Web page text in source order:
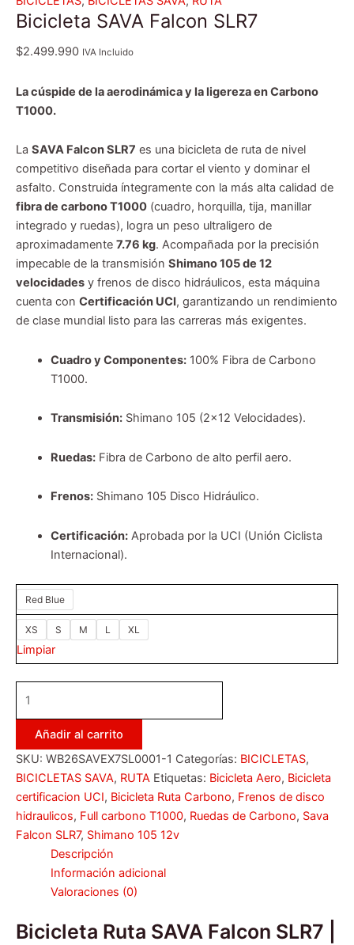
Bicicleta SAVA Falcon SLR7
$2.499.990 IVA Incluido
La cúspide de la aerodinámica y la ligereza en Carbono
T1000.
La SAVA Falcon SLR7 es una bicicleta de ruta de nivel
competitivo diseñada para cortar el viento y dominar el
asfalto. Construida íntegramente con la más alta calidad de
fibra de carbono T1000 (cuadro, horquilla, tija, manillar
integrado y ruedas), logra un peso ultraligero de
aproximadamente 7.76 kg. Acompañada por la precisión
impecable de la transmisión Shimano 105 de 12
velocidades y frenos de disco hidráulicos, esta máquina
cuenta con Certificación UCI, garantizando un rendimiento
de clase mundial listo para las carreras más exigentes.
Cuadro y Componentes:100% Fibra de Carbono
T1000.
Transmisión:Shimano 105 (2×12 Velocidades).
Ruedas:Fibra de Carbono de alto perfil aero.
Frenos:Shimano 105 Disco Hidráulico.
Certificación:Aprobada por la UCI (Unión Ciclista
Internacional).
Red Blue
XS S M L XL
Limpiar
Añadir al carrito
SKU: WB26SAVEX7SL0001-1 Categorías: BICICLETAS,
BICICLETAS SAVA, RUTA Etiquetas: Bicicleta Aero, Bicicleta
certificacion UCI, Bicicleta Ruta Carbono, Frenos de disco
hidraulicos, Full carbono T1000, Ruedas de Carbono, Sava
Falcon SLR7, Shimano 105 12v
Descripción
Información adicional
Valoraciones (0)
Bicicleta Ruta SAVA Falcon SLR7 |